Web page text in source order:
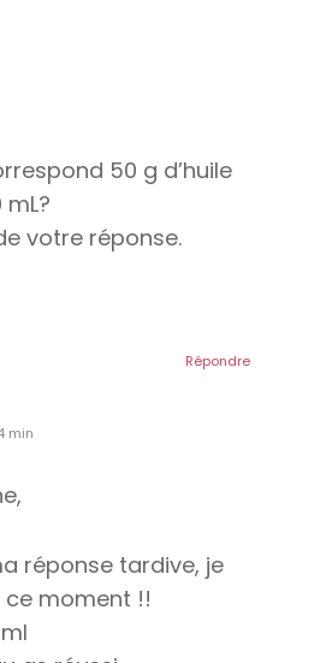
50 g d’huile
mL?
votre réponse.
min
réponse tardive, je
moment !!
Répondre